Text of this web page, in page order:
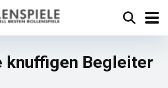
knuffigen Begleiter